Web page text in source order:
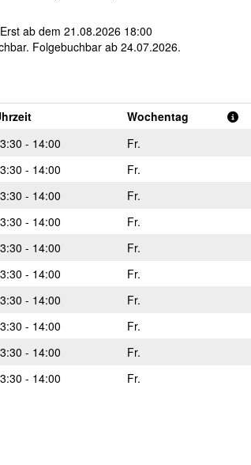
Erst ab dem 21.08.2026 18:00
Folgebuchbar ab 24.07.2026.
Wochentag
- 14:00
Fr.
- 14:00
Fr.
- 14:00
Fr.
- 14:00
Fr.
- 14:00
Fr.
- 14:00
Fr.
- 14:00
Fr.
- 14:00
Fr.
- 14:00
Fr.
- 14:00 Fr.